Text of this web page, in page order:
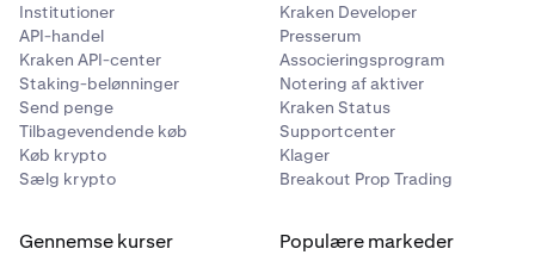
Institutioner
API-handel
Kraken API-center
Staking-belønninger
Send penge
Tilbagevendende køb
Køb krypto
Sælg krypto
Kraken Developer
Presserum
Associeringsprogram
Notering af aktiver
Kraken Status
Supportcenter
Klager
Breakout Prop Trading
Gennemse kurser Populære markeder